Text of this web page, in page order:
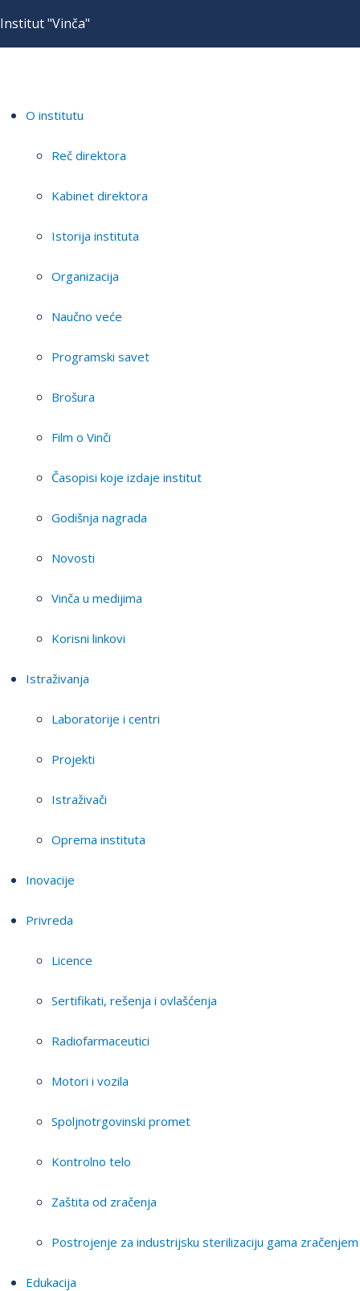
Institut "Vinča"
O institutu
Reč direktora
Kabinet direktora
Istorija instituta
Organizacija
Naučno veće
Programski savet
Brošura
Film o Vinči
Časopisi koje izdaje institut
Godišnja nagrada
Novosti
Vinča u medijima
Korisni linkovi
Istraživanja
Laboratorije i centri
Projekti
Istraživači
Oprema instituta
Inovacije
Privreda
Licence
Sertifikati, rešenja i ovlašćenja
Radiofarmaceutici
Motori i vozila
Spoljnotrgovinski promet
Kontrolno telo
Zaštita od zračenja
Postrojenje za industrijsku sterilizaciju gama zračenjem
Edukacija